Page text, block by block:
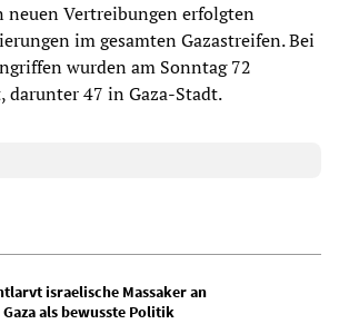
Vertreibungen erfolgten
im gesamten Gazastreifen. Bei
wurden am Sonntag 72
darunter 47 in Gaza-Stadt.
israelische Massaker an
als bewusste Politik